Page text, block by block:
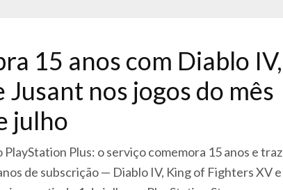
15 anos com Diablo IV,
nos jogos do mês
julho
Plus: o serviço comemora 15 anos e traz
de subscrição — Diablo IV, King of Fighters XV e